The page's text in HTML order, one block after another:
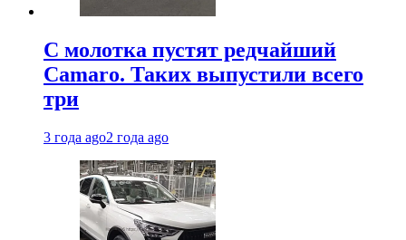
С молотка пустят редчайший
Camaro. Таких выпустили всего
три
3 года ago2 года ago